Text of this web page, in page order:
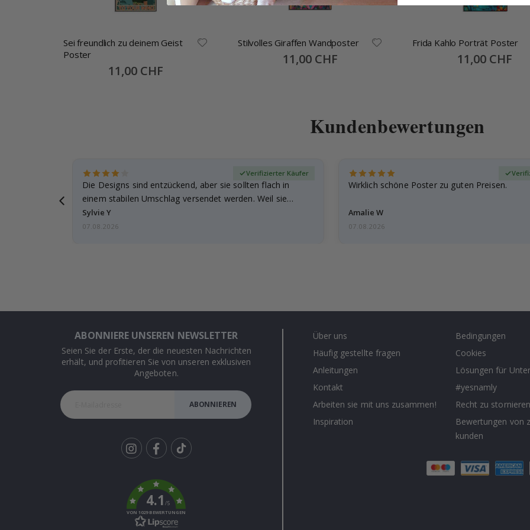
Sei freundlich zu deinem Geist
Poster
Special
Price
11,00 CHF
Stilvolles Giraffen Wandposter
Special
Price
11,00 CHF
Frida Kahlo Porträt Poster
Special
Price
11,00 CHF
Kundenbewertungen
Die Designs sind entzückend, aber sie sollten flach in
einem stabilen Umschlag versendet werden. Weil sie…
Sylvie Y
Verifizierter Käufer
07.08.2026
Wirklich schöne Poster zu guten Preisen.
Amalie W
07.08.2026
ABONNIERE UNSEREN NEWSLETTER
Seien Sie der Erste, der die neuesten Nachrichten
erhält, und profitieren Sie von unseren exklusiven
Angeboten.
ABONNIEREN
k
4.1/5
VON 1029 BEWERTUNGEN
Über uns
Häufig gestellte fragen
Anleitungen
Kontakt
Arbeiten sie mit uns zusammen!
Inspiration
Bedingungen
Cookies
Lösungen für
#yesnamly
Recht zu stornieren
Bewertungen von
kunden